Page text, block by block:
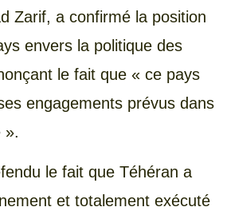
Zarif, a confirmé la position
envers la politique des
le fait que « ce pays
engagements prévus dans
».
le fait que Téhéran a
et totalement exécuté